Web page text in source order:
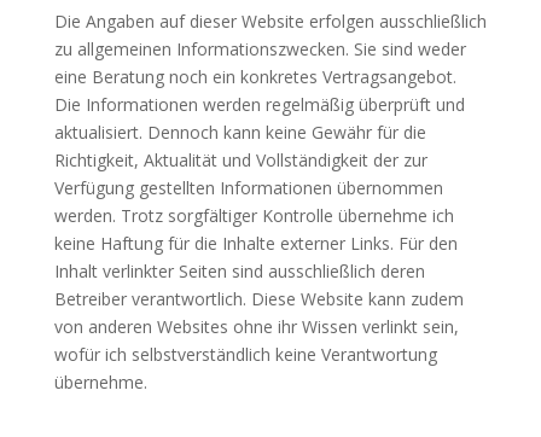
Die Angaben auf dieser Website erfolgen ausschließlich
zu allgemeinen Informationszwecken. Sie sind weder
eine Beratung noch ein konkretes Vertragsangebot.
Die Informationen werden regelmäßig überprüft und
aktualisiert. Dennoch kann keine Gewähr für die
Richtigkeit, Aktualität und Vollständigkeit der zur
Verfügung gestellten Informationen übernommen
werden. Trotz sorgfältiger Kontrolle übernehme ich
keine Haftung für die Inhalte externer Links. Für den
Inhalt verlinkter Seiten sind ausschließlich deren
Betreiber verantwortlich. Diese Website kann zudem
von anderen Websites ohne ihr Wissen verlinkt sein,
wofür ich selbstverständlich keine Verantwortung
übernehme.